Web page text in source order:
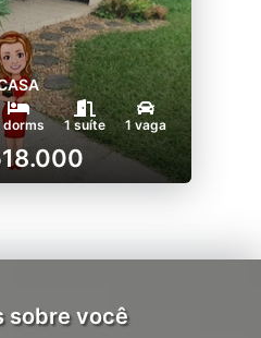
dorms 1 suíte 1 vaga
sobre você